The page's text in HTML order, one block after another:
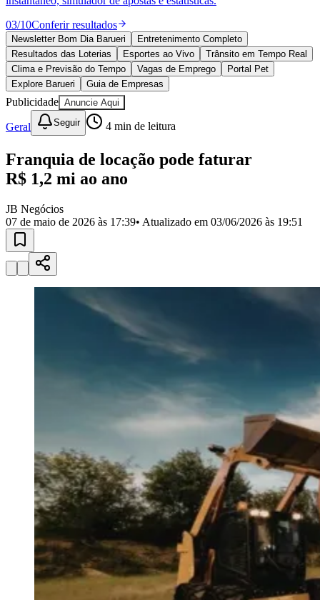
Esportes
Saúde
Segurança
Cultura
Meio Ambiente
Obras
Educação
Bairros de Barueri
Selecione sua região Para notícias da sua região
JubranBelval
VistaCalifórniaCarapicuíbaCentroChácaras MarcoCidades da
Região
Militar
Califórnia Jardim dos Altos
Esperança Jardim Graziela
Jardim Paraíso Jardim ReginaliceJardim São
Jardim São Pedro
Jardim
Mutinga
Parque Santa Luzia
Santana de
Vila Barros
Divulgar Vagas
Publicidade Legal
Negócios Regionais
Turismo
Segurança Regional
Hospitais Estaduais
Parques & Represas
Cidades da Região
Santana de ParnaíbaOsascoCarapicuíba Jandira Itapevi
Pirapora
do Bom Jesus
AraçariguamaCajamarCaieirasFranco da
03/10Conferir resultados
Newsletter Bom Dia Barueri
Entretenimento Completo
Resultados das Loterias
Esportes ao Vivo
Trânsito em Tempo Real
Clima e Previsão do Tempo
Vagas de Emprego
Portal Pet
Explore Barueri
Guia de Empresas
Publicidade Anuncie Aqui
Geral Seguir 4 min de leitura
Franquia de locação pode faturar
R$ 1,2 mi ao ano
JB Negócios
07 de maio de 2026 às 17:39• Atualizado em 03/06/2026 às 19:51